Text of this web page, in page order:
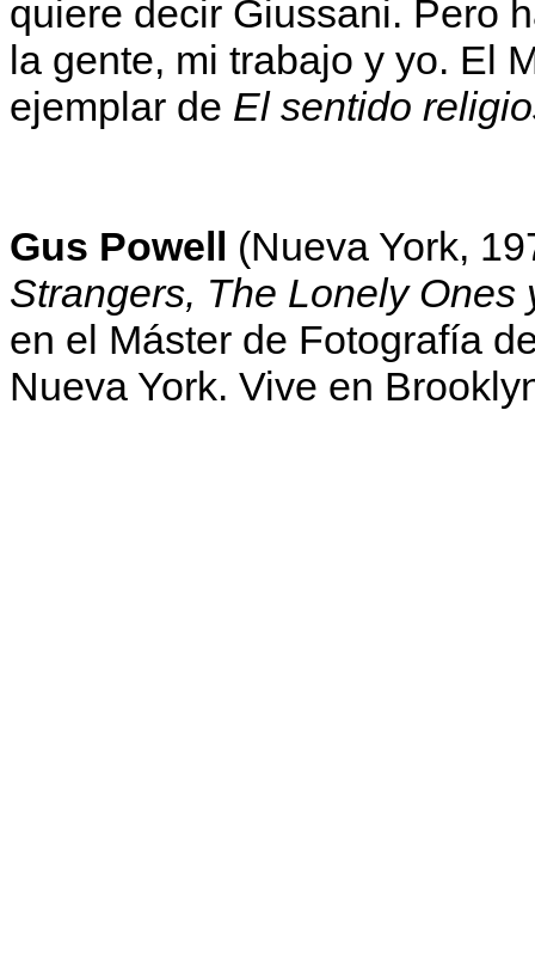
quiere decir Giussani. Pero
la gente, mi trabajo y yo. El
ejemplar de El sentido
Gus Powell (Nueva York,
Strangers, The Lonely Ones
en el Máster de Fotografía
Nueva York. Vive en